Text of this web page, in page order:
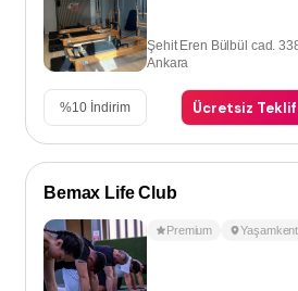
Şehit Eren Bülbül cad. 3381 sok.
Ankara
%10 İndirim Ücretsiz Teklif
Bemax Life Club
Premium Yaşamkent